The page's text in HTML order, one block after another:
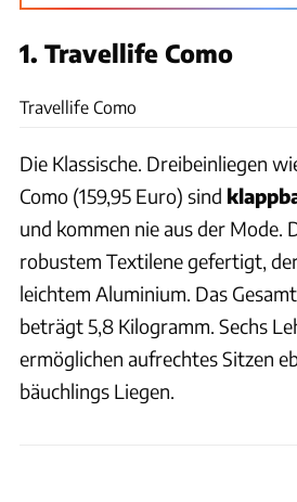
1. Travellife Como
Travellife Como
Die Klassische. Dreibeinliegen
Como (159,95 Euro) sind
und kommen nie aus der Mode.
robustem Textilene gefertigt,
leichtem Aluminium. Das
beträgt 5,8 Kilogramm. Sechs
ermöglichen aufrechtes Sitzen
bäuchlings Liegen.